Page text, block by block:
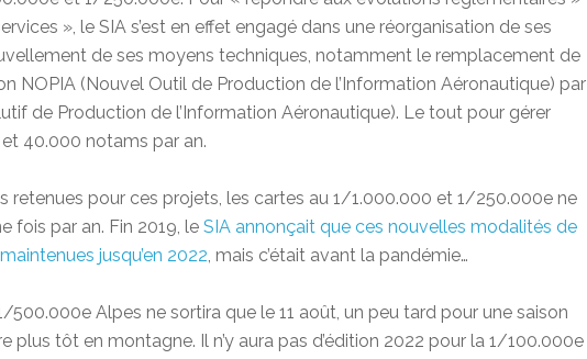
», le SIA s’est en effet engagé dans une réorganisation de ses
de ses moyens techniques, notamment le remplacement de
NOPIA (Nouvel Outil de Production de l’Information Aéronautique) par
de Production de l’Information Aéronautique). Le tout pour gérer
40.000 notams par an.
retenues pour ces projets, les cartes au 1/1.000.000 et 1/250.000e ne
fois par an. Fin 2019, le SIA annonçait que ces nouvelles modalités de
jusqu’en 2022, mais c’était avant la pandémie…
500.000e Alpes ne sortira que le 11 août, un peu tard pour une saison
plus tôt en montagne. Il n’y aura pas d’édition 2022 pour la 1/100.000e